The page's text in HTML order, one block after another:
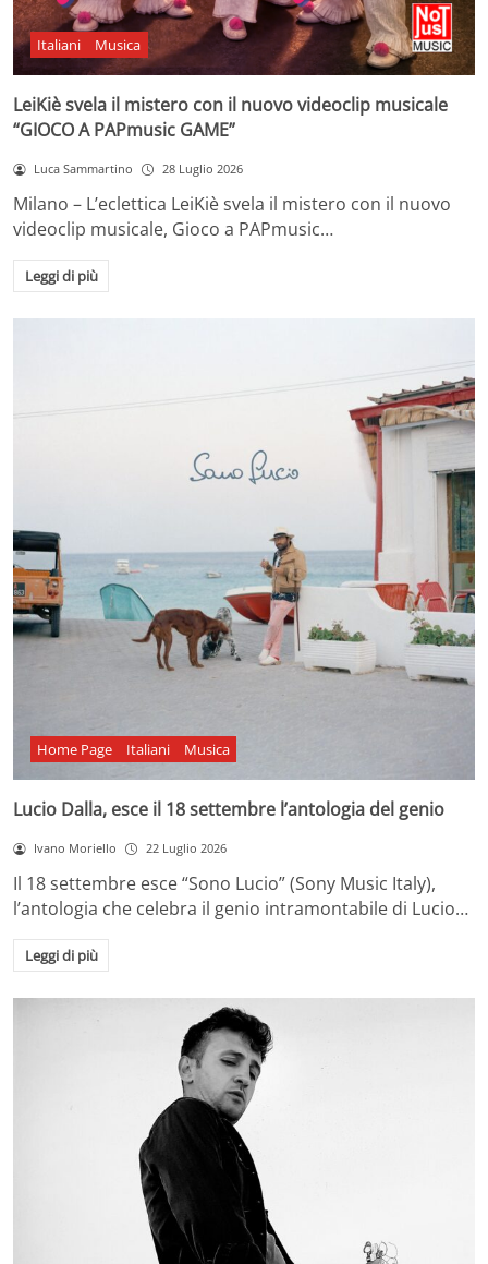
Italiani Musica
LeiKiè svela il mistero con il nuovo videoclip musicale
“GIOCO A PAPmusic GAME”
Luca Sammartino 28 Luglio 2026
Milano – L’eclettica LeiKiè svela il mistero con il nuovo
videoclip musicale, Gioco a PAPmusic…
Leggi di più
Home Page Italiani Musica
Lucio Dalla, esce il 18 settembre l’antologia del genio
Ivano Moriello 22 Luglio 2026
Il 18 settembre esce “Sono Lucio” (Sony Music Italy),
l’antologia che celebra il genio intramontabile di Lucio…
Leggi di più